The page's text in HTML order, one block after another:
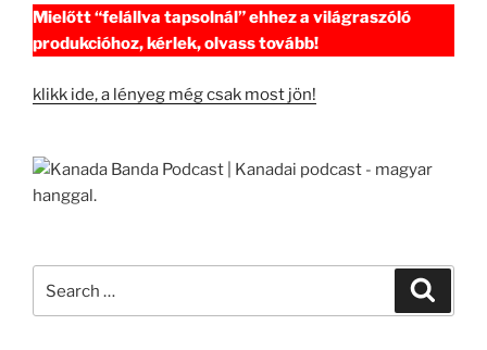
Mielőtt “felállva tapsolnál” ehhez a világraszóló
produkcióhoz, kérlek, olvass tovább!
klikk ide, a lényeg még csak most jön!
for: